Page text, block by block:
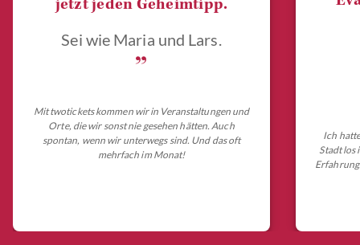
jetzt jeden Geheimtipp.
Sei wie Maria und Lars.
„
Mit twotickets kommen wir in Veranstaltungen und
Orte, die wir sonst nie gesehen hätten. Auch
spontan, wenn wir unterwegs sind. Und das oft
mehrfach im Monat!
Ich
Stadt los